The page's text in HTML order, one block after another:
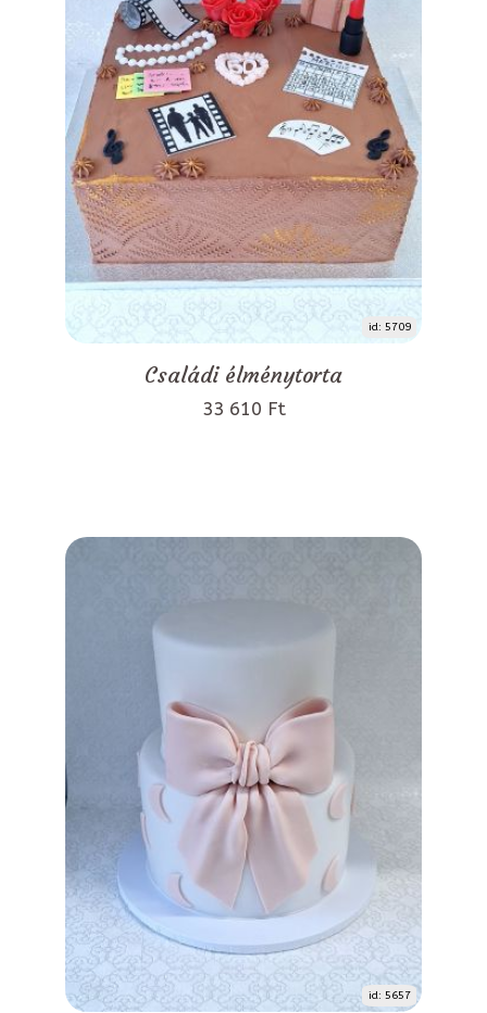
id: 5709
Családi élménytorta
33 610 Ft
id: 5657